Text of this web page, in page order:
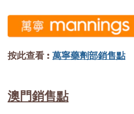
按此查看 : 萬寧藥劑部銷售點
澳門銷售點